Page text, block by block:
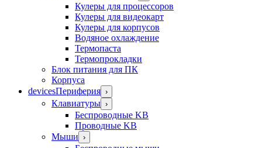
Кулеры для процессоров
Кулеры для видеокарт
Кулеры для корпусов
Водяное охлаждение
Термопаста
Термопрокладки
Блок питания для ПК
Корпуса
devicesПериферия ›
Клавиатуры ›
Беспроводные KB
Проводные KB
Мыши ›